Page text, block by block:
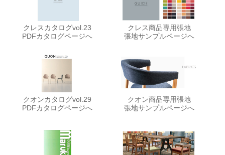
クレスカタログvol.23
PDFカタログページへ
クレス商品専用張地
張地サンプルページへ
クオンカタログvol.29
PDFカタログページへ
クオン商品専用張地
張地サンプルページへ